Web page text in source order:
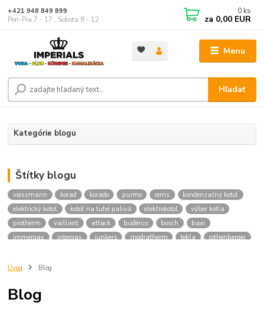
Menu
Hľadať
+421 948 849 899
Pon-Pia 7 - 17 ; Sobota 8 - 12
0 ks
za 0,00 EUR
Kategórie blogu
Štítky blogu
viessmann korad korado purmo rems
kondenzačný kotol
elektrický kotol
kotol na tuhé palivá elektrokotol
výber kotla
protherm
vaillant attack buderus bosch
baxi
immergas
intergas junkers modratherm tekla
rothenberger
trnava
eshop
radiatory lacno
Úvod Blog
Blog